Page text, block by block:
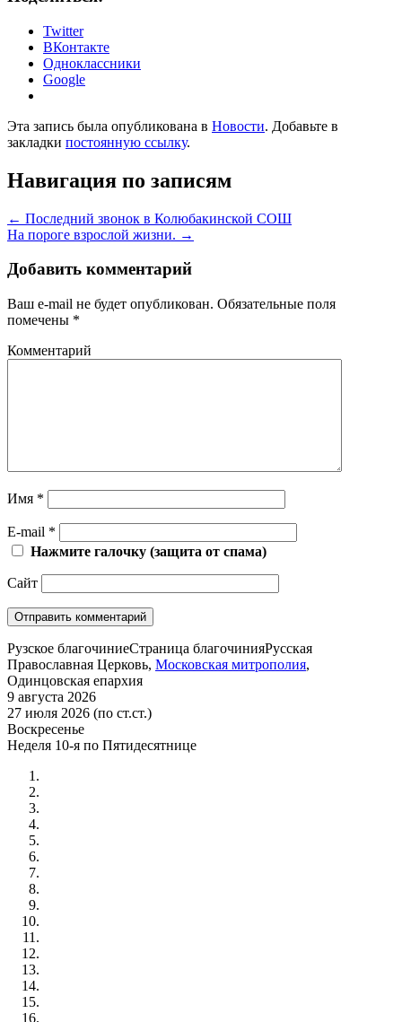
Twitter
ВКонтакте
Одноклассники
Google
Эта запись была опубликована в Новости. Добавьте в
закладки постоянную ссылку.
Навигация по записям
← Последний звонок в Колюбакинской СОШ
На пороге взрослой жизни. →
Добавить комментарий
Ваш e-mail не будет опубликован. Обязательные поля
помечены *
Комментарий
Имя *
E-mail *
Нажмите галочку (защита от спама)
Сайт
Рузское благочиниеСтраница благочинияРусская
Православная Церковь, Московская митрополия,
Одинцовская епархия
9 августа 2026
27 июля 2026 (по ст.ст.)
Воскресенье
Неделя 10-я по Пятидесятнице